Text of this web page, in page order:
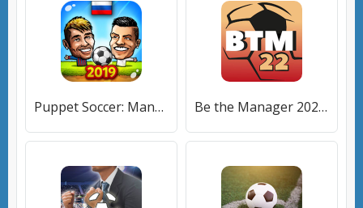
Puppet Soccer: Manager [Мод меню] Be the Manager 2022 [Много монет]